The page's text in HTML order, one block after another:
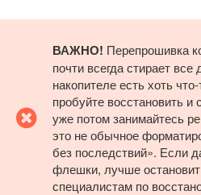
ВАЖНО! Перепрошивка
почти всегда стирает
накопителе есть хоть
пробуйте восстановить
уже потом занимайтесь
это не обычное
без последствий». Если
флешки, лучше
специалистам по